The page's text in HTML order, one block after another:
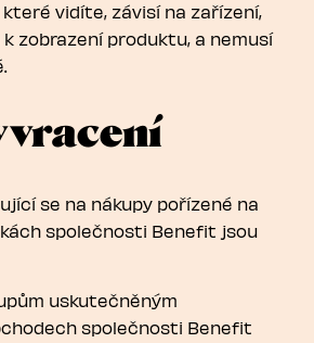
vidíte, závisí na zařízení,
zobrazení produktu, a nemusí
vracení
se na nákupy pořízené na
společnosti Benefit jsou
uskutečněným
společnosti Benefit